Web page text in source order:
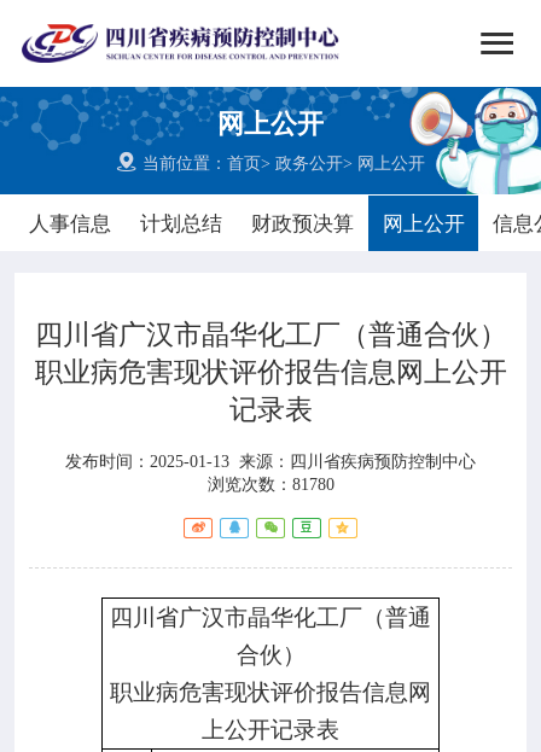

网上公开
 当前位置：首页>政务公开> 网上公开
人事信息 计划总结 财政预决算 网上公开 信息

网站首页
中心概况 
新闻动态 
科研培训 
科普园地 
四川省广汉市晶华化工厂（普通合伙）
职业病危害现状评价报告信息网上公开
记录表
发布时间：2025-01-13 来源： 四川省疾病预防控制中心
浏览次数：81780
四川省广汉市晶华化工厂（普通
合伙）
职业病危害现状评价报告信息网
上公开记录表